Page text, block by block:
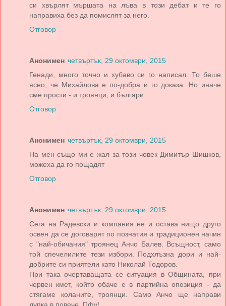
си хвърлят мършата на лъва в този дебат и те го
направиха без да помислят за него.
Отговор
Анонимен четвъртък, 29 октомври, 2015
Генади, много точно и хубаво си го написал. То беше
ясно, че Михайлова е по-добра и го доказа. Но иначе
сме прости - и троянци, и българи.
Отговор
Анонимен четвъртък, 29 октомври, 2015
На мен също ми е жал за този човек Димитър Шишков,
можеха да го пощадят
Отговор
Анонимен четвъртък, 29 октомври, 2015
Сега на Радевски и компания не и остава нищо друго
освен да се договарят по познатия и традиционен начин
с "най-обичания" троянец Анчо Балев. Всъщност, само
той спечелилите тези избори. Подхлъзна дори и най-
добрите си приятели като Николай Тодоров.
При така очертаващата се ситуация в Общината, при
червен кмет, който обаче е в партийна опозиция - да
стягаме коланите, троянци. Само Анчо ще направи